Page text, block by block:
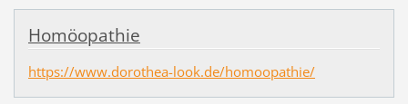
Homöopathie
https://www.dorothea-look.de/homoopathie/